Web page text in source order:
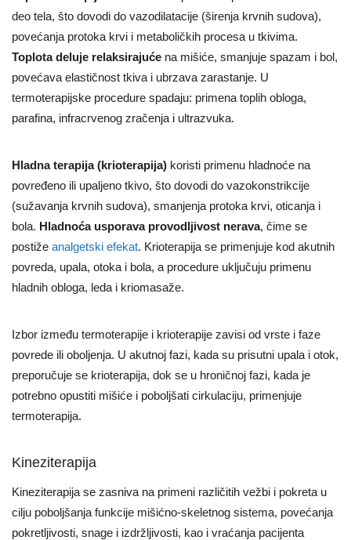
deo tela, što dovodi do vazodilatacije (širenja krvnih sudova),
povećanja protoka krvi i metaboličkih procesa u tkivima.
Toplota deluje relaksirajuće na mišiće, smanjuje spazam i bol,
povećava elastičnost tkiva i ubrzava zarastanje. U
termoterapijske procedure spadaju: primena toplih obloga,
parafina, infracrvenog zračenja i ultrazvuka.
Hladna terapija (krioterapija) koristi primenu hladnoće na
povređeno ili upaljeno tkivo, što dovodi do vazokonstrikcije
(sužavanja krvnih sudova), smanjenja protoka krvi, oticanja i
bola. Hladnoća usporava provodljivost nerava, čime se
postiže analgetski efekat. Krioterapija se primenjuje kod akutnih
povreda, upala, otoka i bola, a procedure uključuju primenu
hladnih obloga, leda i kriomasaže.
Izbor između termoterapije i krioterapije zavisi od vrste i faze
povrede ili oboljenja. U akutnoj fazi, kada su prisutni upala i otok,
preporučuje se krioterapija, dok se u hroničnoj fazi, kada je
potrebno opustiti mišiće i poboljšati cirkulaciju, primenjuje
termoterapija.
Kineziterapija
Kineziterapija se zasniva na primeni različitih vežbi i pokreta u
cilju poboljšanja funkcije mišićno-skeletnog sistema, povećanja
pokretljivosti, snage i izdržljivosti, kao i vraćanja pacijenta